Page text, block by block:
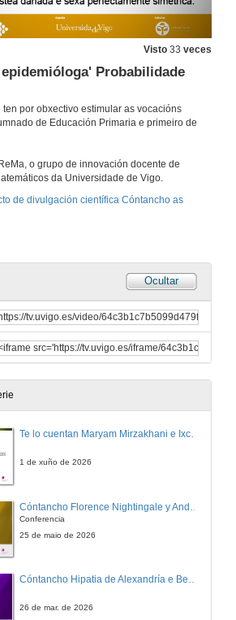
Visto 33 veces
Probabilidade
ten por obxectivo estimular as vocacións
de Educación Primaria e primeiro de
o grupo de innovación docente de
da Universidade de Vigo.
de divulgación científica Cóntancho as
Ocultar
Te lo cuentan Maryam Mirzakhani e Ixchel D. Gutiérrez
1 de xuño de 2026
Conferencia
25 de maio de 2026
Cóntancho Hipatia de Alexandría e Beatriz Álvarez
26 de mar. de 2026